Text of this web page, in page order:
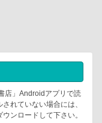
店」Androidアプリで読
れていない場合には、
ンロードして下さい。